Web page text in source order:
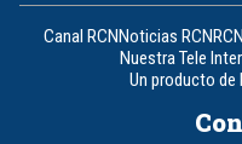
Canal RCNNoticias RCN
Nuestra Tele
Un producto de